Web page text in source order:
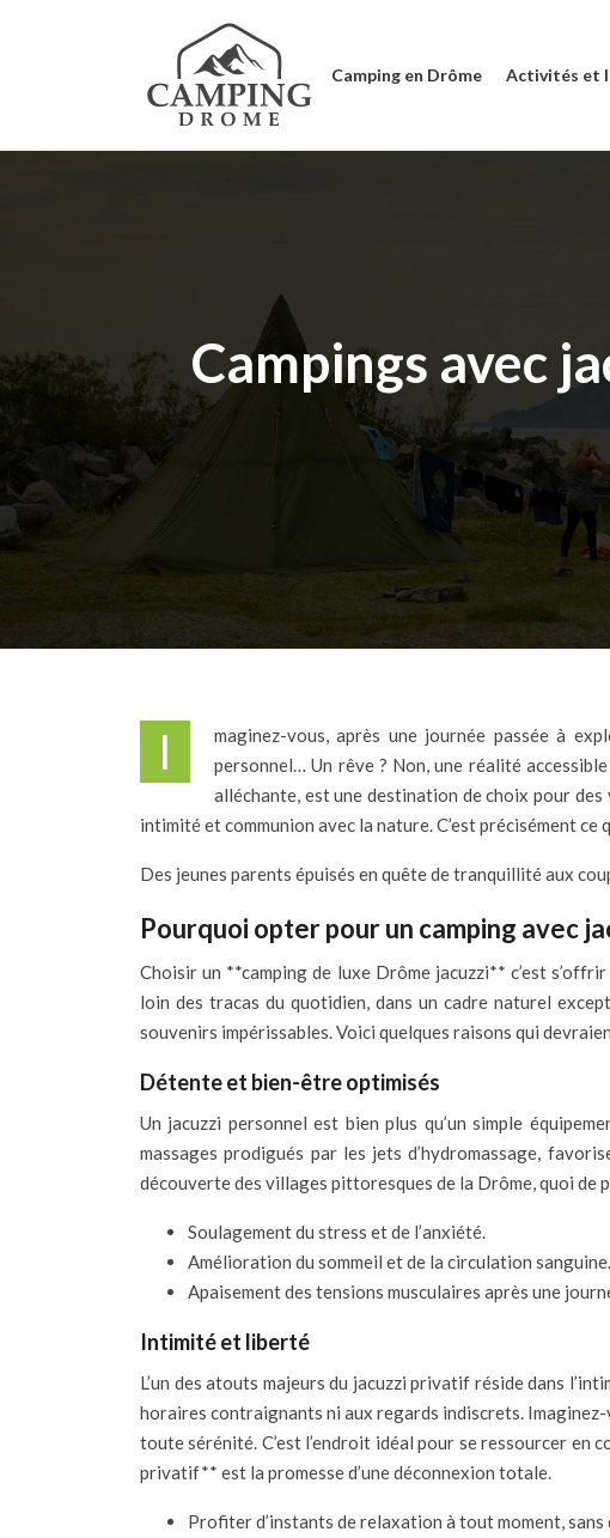
Camping en Drôme Activités et
Campings avec
Imaginez-vous, après une journée passée à explorer les paysages enchanteurs de la Drôme, vous prélasser dans les bulles apaisantes de votre jacuzzi
personnel… Un rêve ? Non, une réalité
alléchante, est une destination de choix pour
intimité et communion avec la nature. C’est précisément
Des jeunes parents épuisés en quête de tranquillité aux
Pourquoi opter pour un camping avec
Choisir un **camping de luxe Drôme jacuzzi** c’est
loin des tracas du quotidien, dans un cadre naturel
souvenirs impérissables. Voici quelques raisons qui
Détente et bien-être optimisés
Un jacuzzi personnel est bien plus qu’un simple
massages prodigués par les jets d’hydromassage,
découverte des villages pittoresques de la Drôme, quoi de
Soulagement du stress et de l’anxiété.
Amélioration du sommeil et de la circulation sanguine.
Apaisement des tensions musculaires après une
Intimité et liberté
L’un des atouts majeurs du jacuzzi privatif réside dans
horaires contraignants ni aux regards indiscrets.
toute sérénité. C’est l’endroit idéal pour se ressourcer en
privatif** est la promesse d’une déconnexion totale.
Profiter d’instants de relaxation à tout moment,